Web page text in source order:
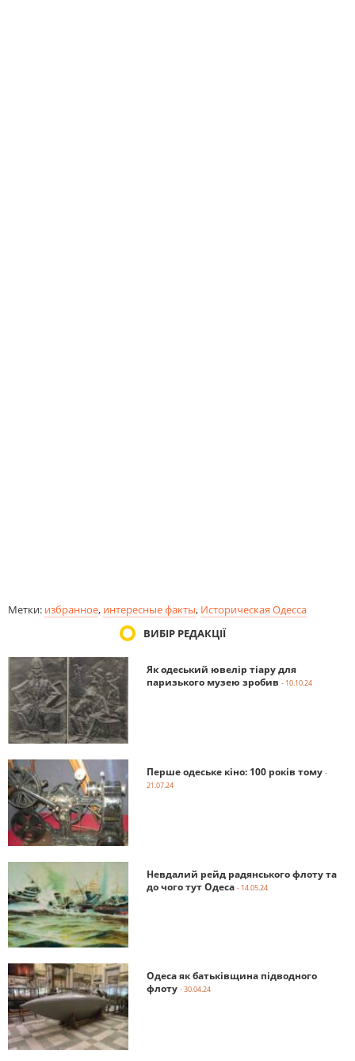
Метки: избранное, интересные факты, Историческая Одесса
ВИБІР РЕДАКЦІЇ
Як одеський ювелір тіару для
паризького музею зробив - 10.10.24
Перше одеське кіно: 100 років тому -
21.07.24
Невдалий рейд радянського флоту та
до чого тут Одеса - 14.05.24
Одеса як батьківщина підводного
флоту - 30.04.24